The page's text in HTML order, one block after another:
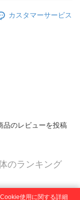
カスタマーサービス
品のレビューを投稿
のランキング
使用に関する詳細